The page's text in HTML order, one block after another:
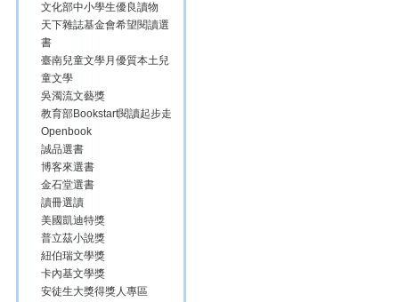
文化部中小學生優良讀物
天下雜誌基金會希望閱讀選
書
臺南兒童文學月優質本土兒
童文學
吳濁流文藝獎
教育部Bookstart閱讀起步走
Openbook
誠品選書
博客來選書
金石堂選書
讀冊選讀
美國凱迪特獎
普立茲小說獎
紐伯瑞文學獎
卡內基文學獎
安徒生大獎得獎人專區